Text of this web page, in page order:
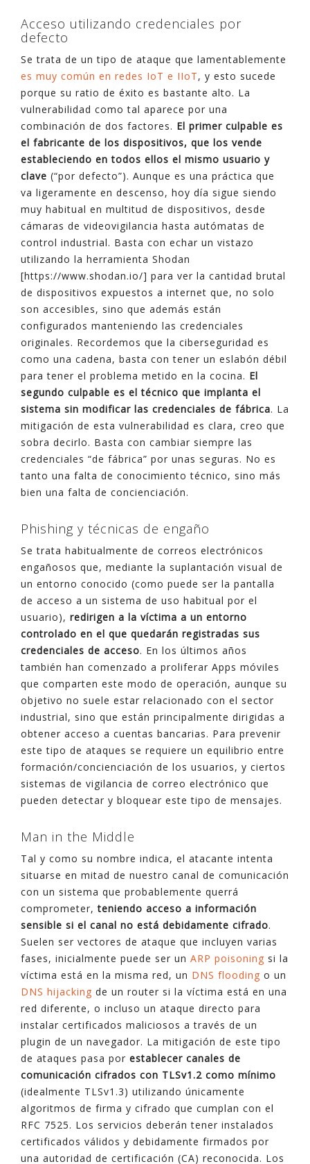
Acceso utilizando credenciales por
defecto
Se trata de un tipo de ataque que lamentablemente
es muy común en redes IoT e IIoT, y esto sucede
porque su ratio de éxito es bastante alto. La
vulnerabilidad como tal aparece por una
combinación de dos factores. El primer culpable es
el fabricante de los dispositivos, que los vende
estableciendo en todos ellos el mismo usuario y
clave (“por defecto”). Aunque es una práctica que
va ligeramente en descenso, hoy día sigue siendo
muy habitual en multitud de dispositivos, desde
cámaras de videovigilancia hasta autómatas de
control industrial. Basta con echar un vistazo
utilizando la herramienta Shodan
[https://www.shodan.io/] para ver la cantidad brutal
de dispositivos expuestos a internet que, no solo
son accesibles, sino que además están
configurados manteniendo las credenciales
originales. Recordemos que la ciberseguridad es
como una cadena, basta con tener un eslabón débil
para tener el problema metido en la cocina. El
segundo culpable es el técnico que implanta el
sistema sin modificar las credenciales de fábrica. La
mitigación de esta vulnerabilidad es clara, creo que
sobra decirlo. Basta con cambiar siempre las
credenciales “de fábrica” por unas seguras. No es
tanto una falta de conocimiento técnico, sino más
bien una falta de concienciación.
Phishing y técnicas de engaño
Se trata habitualmente de correos electrónicos
engañosos que, mediante la suplantación visual de
un entorno conocido (como puede ser la pantalla
de acceso a un sistema de uso habitual por el
usuario), redirigen a la víctima a un entorno
controlado en el que quedarán registradas sus
credenciales de acceso. En los últimos años
también han comenzado a proliferar Apps móviles
que comparten este modo de operación, aunque su
objetivo no suele estar relacionado con el sector
industrial, sino que están principalmente dirigidas a
obtener acceso a cuentas bancarias. Para prevenir
este tipo de ataques se requiere un equilibrio entre
formación/concienciación de los usuarios, y ciertos
sistemas de vigilancia de correo electrónico que
pueden detectar y bloquear este tipo de mensajes.
Man in the Middle
Tal y como su nombre indica, el atacante intenta
situarse en mitad de nuestro canal de comunicación
con un sistema que probablemente querrá
comprometer, teniendo acceso a información
sensible si el canal no está debidamente cifrado.
Suelen ser vectores de ataque que incluyen varias
fases, inicialmente puede ser un ARP poisoning si la
víctima está en la misma red, un DNS flooding o un
DNS hijacking de un router si la víctima está en una
red diferente, o incluso un ataque directo para
instalar certificados maliciosos a través de un
plugin de un navegador. La mitigación de este tipo
de ataques pasa por establecer canales de
comunicación cifrados con TLSv1.2 como mínimo
(idealmente TLSv1.3) utilizando únicamente
algoritmos de firma y cifrado que cumplan con el
RFC 7525. Los servicios deberán tener instalados
certificados válidos y debidamente firmados por
una autoridad de certificación (CA) reconocida. Los